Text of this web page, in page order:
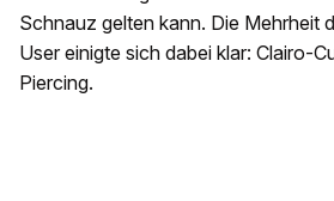
Schnauz gelten kann. Die Mehrheit
User einigte sich dabei klar: Clairo-
Piercing.